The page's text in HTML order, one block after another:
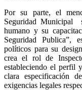
Por su parte, el
Seguridad Municipal
humano y su
Seguridad Publica”,
políticos para su
crea el rol de
estableciendo el perfil
clara especificación
exigencias legales